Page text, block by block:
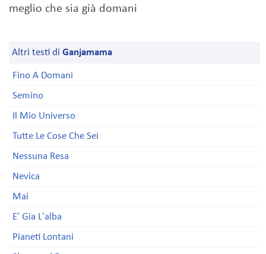
meglio che sia già domani
Altri testi di Ganjamama
Fino A Domani
Semino
Il Mio Universo
Tutte Le Cose Che Sei
Nessuna Resa
Nevica
Mai
E' Gia L'alba
Pianeti Lontani